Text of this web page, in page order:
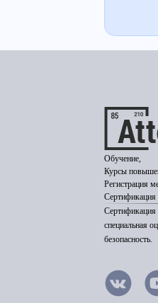
Обучение,
Курсы
Регистрация
Сертификация
Сертификация
специальная
безопасность.